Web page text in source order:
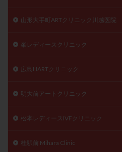
山形大手町ARTクリニック川越医院
峯レディースクリニック
広島HARTクリニック
明大前アートクリニック
松本レディースIVFクリニック
桂駅前 Mihara Clinic